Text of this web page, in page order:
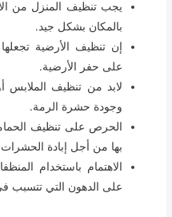
يجب تنظيف المنزل من
بالمكان بشكل جيد.
إن تنظيف الأرضية
على حفر الأرضية.
لابد من تنظيف
وجودة حشرة الرمة.
الحرص على تنظيف
بها من أجل إبادة
الاهتمام باستخدام
على الدهون التي تتسبب